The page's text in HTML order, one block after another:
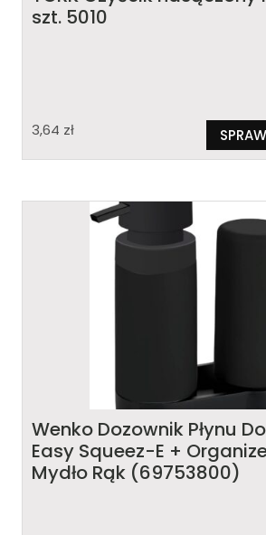
szt. 5010
3,64 zł
Wenko Dozownik Płynu
Easy Squeez-E +
Mydło Rąk (69753800)